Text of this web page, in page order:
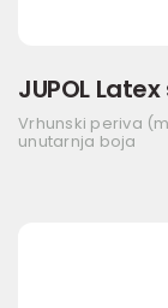
JUPOL
Vrhunski periva
unutarnja boja